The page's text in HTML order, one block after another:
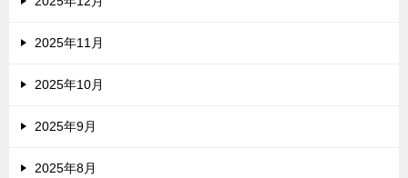
2025年11月
2025年10月
2025年9月
2025年8月